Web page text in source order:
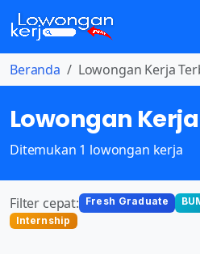
Beranda Lowongan Kerja
Lowongan
Ditemukan 1 lowongan kerja
Filter cepat: Fresh Graduate
Internship